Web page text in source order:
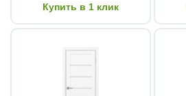
Купить в 1 клик